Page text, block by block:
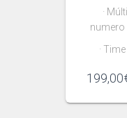
·
numero
·
199,00